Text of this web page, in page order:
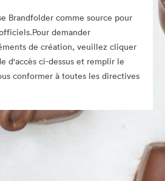
Brandfolder comme source pour
demander
de création, veuillez cliquer
d'accès ci-dessus et remplir le
conformer à toutes les directives